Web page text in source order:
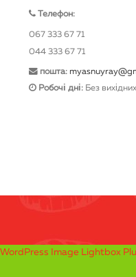
Телефон:
067 333 67 71
044 333 67 71
пошта:
Робочі дні: Без
WordPress Image Lightbox